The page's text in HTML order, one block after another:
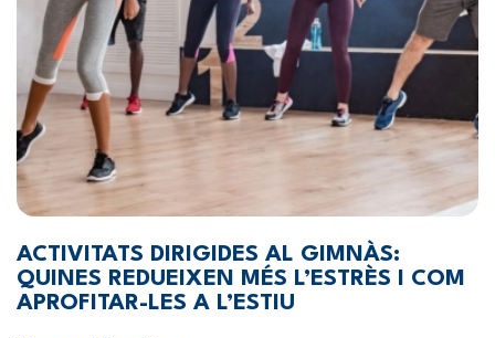
ACTIVITATS DIRIGIDES AL GIMNÀS:
QUINES REDUEIXEN MÉS L’ESTRÈS I COM
APROFITAR-LES A L’ESTIU